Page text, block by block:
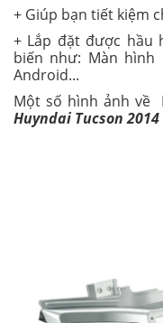
+ Giúp bạn tiết kiệm
+ Lắp đặt được hầu
biến như: Màn hình
Android...
Một số hình ảnh về
Huyndai Tucson 2014